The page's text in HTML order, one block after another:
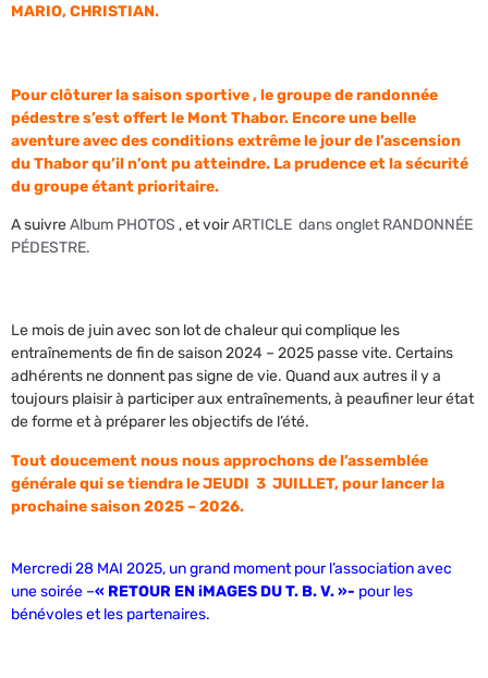
MARIO, CHRISTIAN.
Pour clôturer la saison sportive , le groupe de randonnée
pédestre s’est offert le Mont Thabor. Encore une belle
aventure avec des conditions extrême le jour de l’ascension
du Thabor qu’il n’ont pu atteindre. La prudence et la sécurité
du groupe étant prioritaire.
A suivreAlbum PHOTOS , et voirARTICLE dans onglet RANDONNÉE
PÉDESTRE.
Le mois de juin avec son lot de chaleur qui complique les
entraînements de fin de saison 2024 – 2025 passe vite. Certains
adhérents ne donnent pas signe de vie. Quand aux autres il y a
toujours plaisir à participer aux entraînements, à peaufiner leur état
de forme et à préparer les objectifs de l’été.
Tout doucement nous nous approchons de l’assemblée
générale qui se tiendra le JEUDI 3 JUILLET, pour lancer la
prochaine saison 2025 – 2026.
Mercredi 28 MAI 2025, un grand moment pour l’association avec
une soirée –« RETOUR EN iMAGES DU T. B. V. »- pour les
bénévoles et les partenaires.